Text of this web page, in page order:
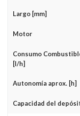
Largo [mm]
Motor
Consumo
[l/h]
Autonomía aprox. [h]
Capacidad del